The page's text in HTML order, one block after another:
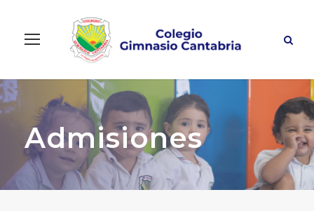
Admisiones